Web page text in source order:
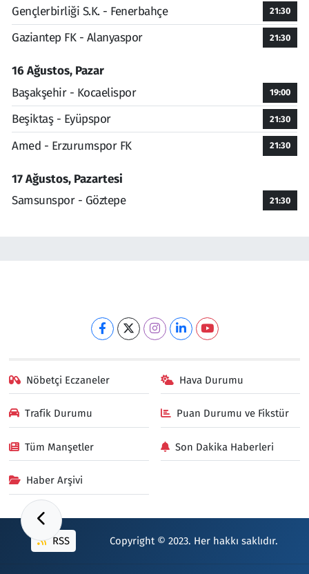
Gençlerbirliği S.K. - Fenerbahçe 21:30
Gaziantep FK - Alanyaspor 21:30
16 Ağustos, Pazar
Başakşehir - Kocaelispor
19:00
Beşiktaş - Eyüpspor 21:30
Amed - Erzurumspor FK 21:30
17 Ağustos, Pazartesi
Samsunspor - Göztepe
21:30
Nöbetçi Eczaneler Hava Durumu
Trafik Durumu Puan Durumu ve Fikstür
Tüm Manşetler Son Dakika Haberleri
Haber Arşivi
RSS Copyright © 2023. Her hakkı saklıdır.